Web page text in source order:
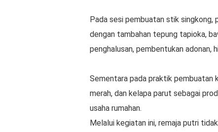
Pada sesi pembuatan stik singkong,
dengan tambahan tepung tapioka,
penghalusan, pembentukan adonan,
Sementara pada praktik pembuatan
merah, dan kelapa parut sebagai
usaha rumahan.
Melalui kegiatan ini, remaja putri